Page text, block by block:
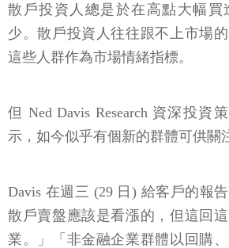
散戶投資人總是於在高點大幅買
少。散戶投資人往往跟不上市場
這些人群作為市場情緒指標。
但 Ned Davis Research 資深投資
示，如今似乎有個新的群體可供關
Davis 在週三 (29 日) 給客戶的報
散戶賣盤應該是看漲的，但這回
業。」「非金融企業群體以回購